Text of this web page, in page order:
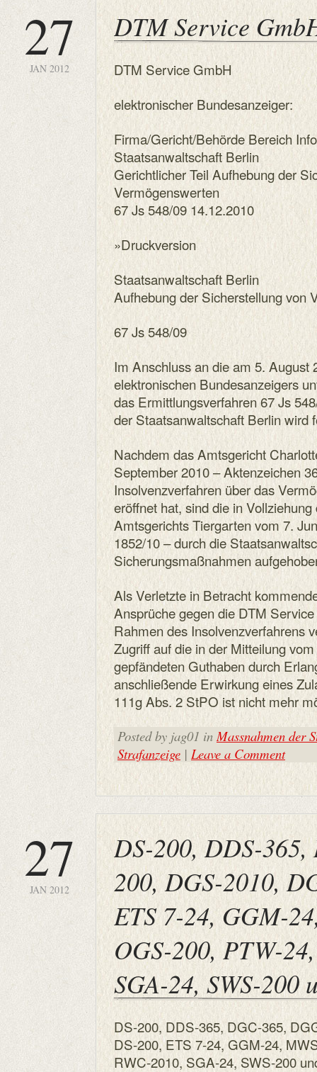
27
JAN 2012
DTM Service
DTM Service GmbH
elektronischer Bundesanzeiger:
Firma/Gericht/Behörde Bereich
Staatsanwaltschaft Berlin
Gerichtlicher Teil Aufhebung der
Vermögenswerten
67 Js 548/09 14.12.2010
»Druckversion
Staatsanwaltschaft Berlin
Aufhebung der Sicherstellung von
67 Js 548/09
Im Anschluss an die am 5. August
elektronischen Bundesanzeigers
das Ermittlungsverfahren 67 Js
der Staatsanwaltschaft Berlin wird
Nachdem das Amtsgericht
September 2010 – Aktenzeichen
Insolvenzverfahren über das
eröffnet hat, sind die in
Amtsgerichts Tiergarten vom 7.
1852/10 – durch die
Sicherungsmaßnahmen
Als Verletzte in Betracht
Ansprüche gegen die DTM
Rahmen des Insolvenzverfahrens
Zugriff auf die in der Mitteilung
gepfändeten Guthaben durch
anschließende Erwirkung eines
111g Abs. 2 StPO ist nicht mehr
Posted by jag01 inMassnahmen der
Strafanzeige | Leave a Comment
27
JAN 2012
DS-200, DDS-
200, DGS-2010,
ETS 7-24, GGM-
OGS-200, PTW-
SGA-24, SWS-200
DS-200, DDS-365, DGC-365,
DS-200, ETS 7-24, GGM-24,
RWC-2010, SGA-24, SWS-200